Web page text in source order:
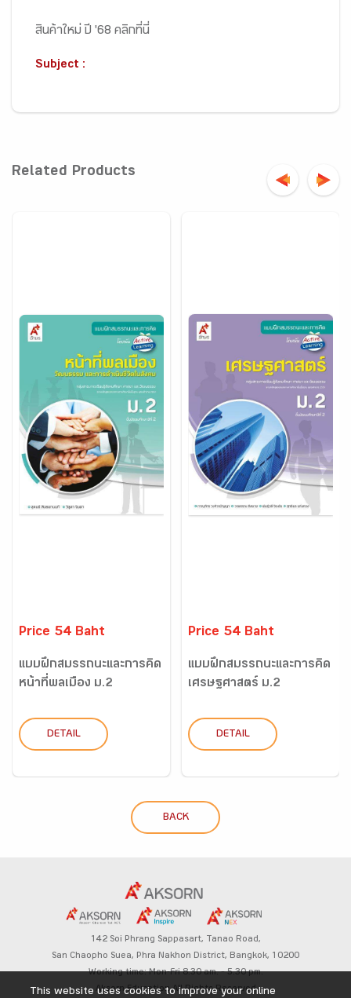
สินค้าใหม่ ปี '68 คลิกที่นี่
Subject :
Related Products
Price 54 Baht
แบบฝึกสมรรถนะและการคิด
หน้าที่พลเมือง ม.2
DETAIL
Price 54 Baht
แบบฝึกสมรรถนะและการคิด
เศรษฐศาสตร์ ม.2
DETAIL
BACK
142 Soi Phrang Sappasart, Tanao Road,
San Chaopho Suea, Phra Nakhon District, Bangkok, 10200
Working time: Mon-Fri 8.30 am. – 5.30 pm.
Aksorn Education All Rights Reserved
This website uses cookies to improve your online